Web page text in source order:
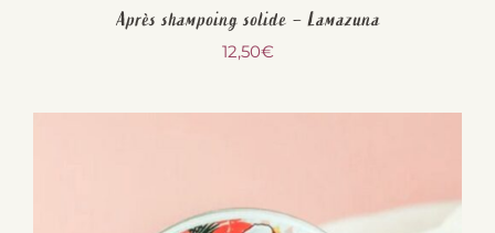
Après shampoing solide – Lamazuna
12,50€